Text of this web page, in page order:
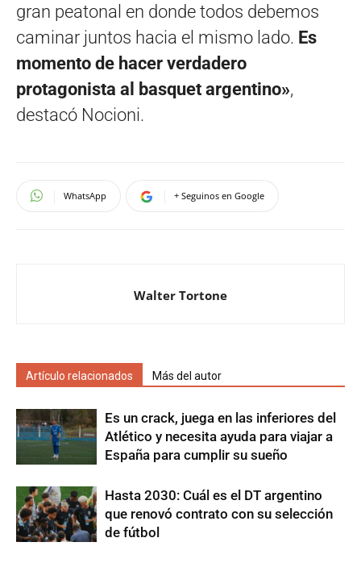
gran peatonal en donde todos debemos
caminar juntos hacia el mismo lado. Es
momento de hacer verdadero
protagonista al basquet argentino»,
destacó Nocioni.
WhatsApp + Seguinos en Google
Walter Tortone
Artículo relacionados Más del autor
Es un crack, juega en las inferiores del
Atlético y necesita ayuda para viajar a
España para cumplir su sueño
Hasta 2030: Cuál es el DT argentino
que renovó contrato con su selección
de fútbol